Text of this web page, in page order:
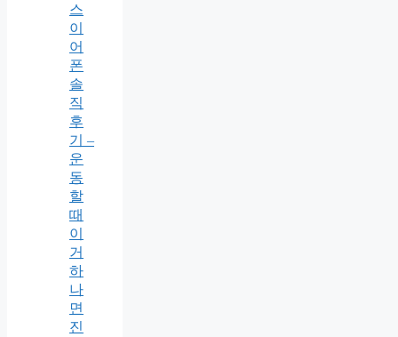
스
이
어
폰
솔
직
후
기 –
운
동
할
때
이
거
하
나
면
진